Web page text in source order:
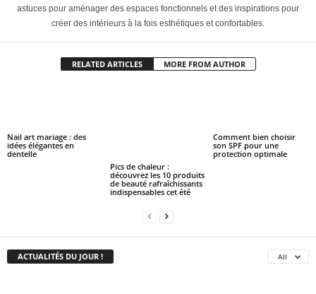
astuces pour aménager des espaces fonctionnels et des inspirations pour
créer des intérieurs à la fois esthétiques et confortables.
RELATED ARTICLES MORE FROM AUTHOR
Nail art mariage : des
idées élégantes en
dentelle
Pics de chaleur :
découvrez les 10 produits
de beauté rafraîchissants
indispensables cet été
Comment bien choisir
son SPF pour une
protection optimale
ACTUALITÉS DU JOUR ! All